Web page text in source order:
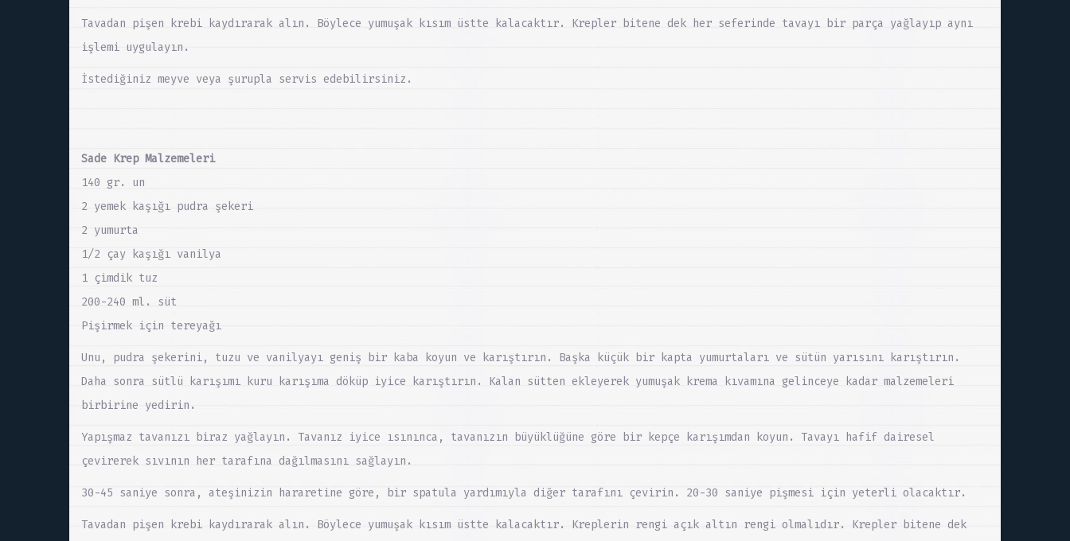
Tavadan pişen krebi kaydırarak alın. Böylece yumuşak kısım üstte kalacaktır. Krepler bitene dek her seferinde tavayı bir parça yağlayıp aynı
işlemi uygulayın.
İstediğiniz meyve veya şurupla servis edebilirsiniz.
Sade Krep Malzemeleri
140 gr. un
2 yemek kaşığı pudra şekeri
2 yumurta
1/2 çay kaşığı vanilya
1 çimdik tuz
200-240 ml. süt
Pişirmek için tereyağı
Unu, pudra şekerini, tuzu ve vanilyayı geniş bir kaba koyun ve karıştırın. Başka küçük bir kapta yumurtaları ve sütün yarısını karıştırın.
Daha sonra sütlü karışımı kuru karışıma döküp iyice karıştırın. Kalan sütten ekleyerek yumuşak krema kıvamına gelinceye kadar malzemeleri
birbirine yedirin.
Yapışmaz tavanızı biraz yağlayın. Tavanız iyice ısınınca, tavanızın büyüklüğüne göre bir kepçe karışımdan koyun. Tavayı hafif dairesel
çevirerek sıvının her tarafına dağılmasını sağlayın.
30-45 saniye sonra, ateşinizin hararetine göre, bir spatula yardımıyla diğer tarafını çevirin. 20-30 saniye pişmesi için yeterli olacaktır.
Tavadan pişen krebi kaydırarak alın. Böylece yumuşak kısım üstte kalacaktır. Kreplerin rengi açık altın rengi olmalıdır. Krepler bitene dek